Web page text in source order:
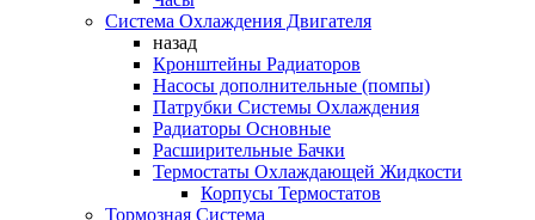
Система Охлаждения Двигателя
назад
Кронштейны Радиаторов
Насосы дополнительные (помпы)
Патрубки Системы Охлаждения
Радиаторы Основные
Расширительные Бачки
Термостаты Охлаждающей Жидкости
Корпусы Термостатов
Тормозная Система